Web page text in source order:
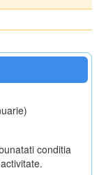
conditia